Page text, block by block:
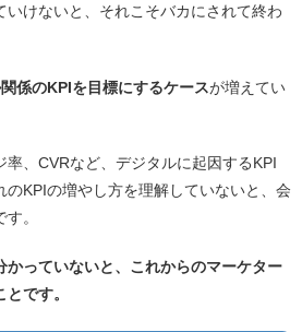
いけないと、それこそバカにされて終わ
係のKPIを目標にするケースが増えてい
率、CVRなど、デジタルに起因するKPI
のKPIの増やし方を理解していないと、会
。
かっていないと、これからのマーケター
です。